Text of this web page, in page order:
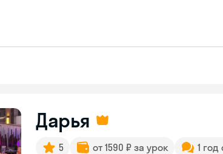
Дарья
5 от 1590 ₽ за урок 1 год